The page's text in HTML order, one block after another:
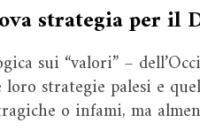
strategia per il
sui “valori” –
strategie palesi e
o infami, ma